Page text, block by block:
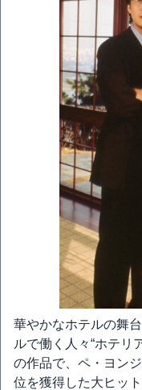
華やかなホテルの舞
ルで働く人々“ホテリ
の作品で、ペ・ヨン
位を獲得した大ヒット